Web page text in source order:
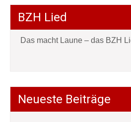
BZH Lied
Das macht Laune – das BZH
Neueste Beiträge